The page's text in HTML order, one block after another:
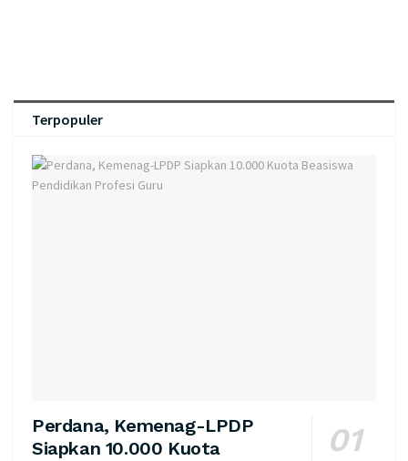
Terpopuler
Perdana, Kemenag-LPDP
Siapkan 10.000 Kuota